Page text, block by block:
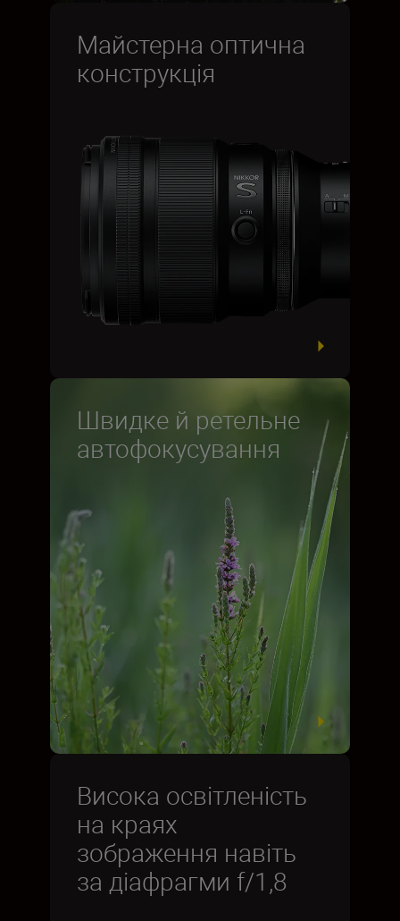
Майстерна оптична
конструкція
Швидке й ретельне
автофокусування
Висока освітленість
на краях
зображення навіть
за діафрагми f/1,8